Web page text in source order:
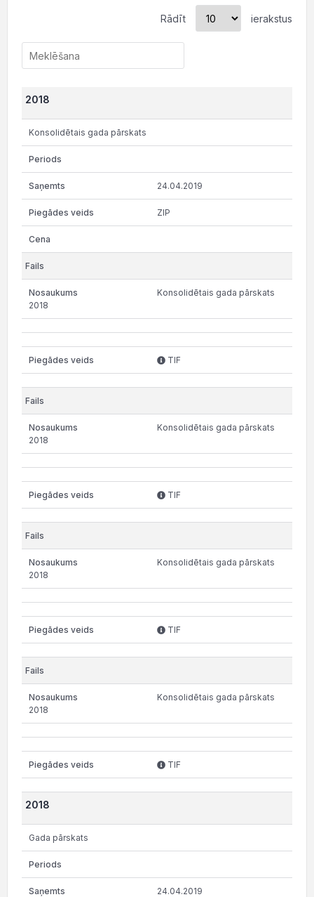
Rādīt ierakstus
2018
Konsolidētais gada pārskats
24.04.2019
ZIP
Konsolidētais gada pārskats
2018
TIF
Konsolidētais gada pārskats
2018
TIF
Konsolidētais gada pārskats
2018
TIF
Konsolidētais gada pārskats
2018
TIF
2018
Gada pārskats
24.04.2019